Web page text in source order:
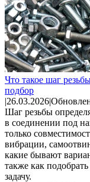
Что такое шаг
подбор
|26.03.2026|
Шаг резьбы
в соединении под
только
вибрации,
какие бывают
также как
задачу.